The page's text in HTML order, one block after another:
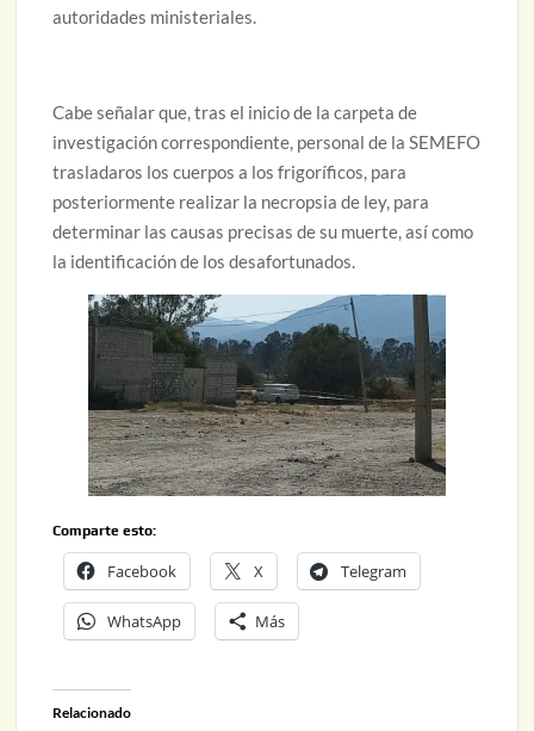
autoridades ministeriales.
Cabe señalar que, tras el inicio de la carpeta de
investigación correspondiente, personal de la SEMEFO
trasladaros los cuerpos a los frigoríficos, para
posteriormente realizar la necropsia de ley, para
determinar las causas precisas de su muerte, así como
la identificación de los desafortunados.
Comparte esto:
Facebook X Telegram
WhatsApp Más
Relacionado